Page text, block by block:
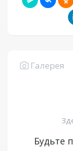
Галерея
Будьте